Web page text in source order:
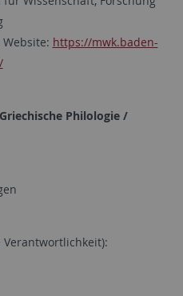
https://mwk.baden-
Philologie /